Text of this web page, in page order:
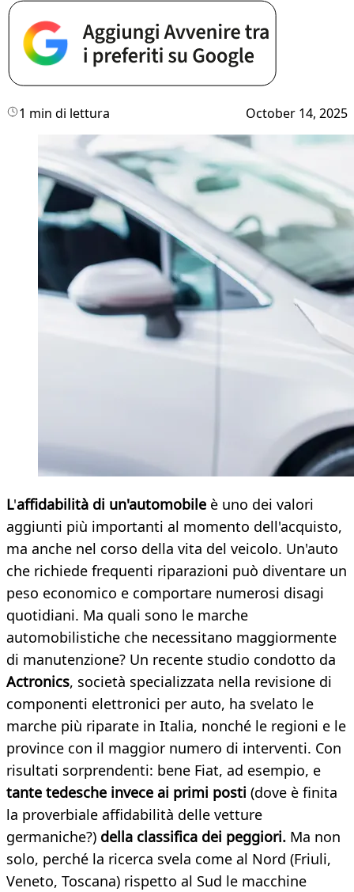
1 min di lettura October 14, 2025
L'affidabilità di un'automobile è uno dei valori
aggiunti più importanti al momento dell'acquisto,
ma anche nel corso della vita del veicolo. Un'auto
che richiede frequenti riparazioni può diventare un
peso economico e comportare numerosi disagi
quotidiani. Ma quali sono le marche
automobilistiche che necessitano maggiormente
di manutenzione? Un recente studio condotto da
Actronics, società specializzata nella revisione di
componenti elettronici per auto, ha svelato le
marche più riparate in Italia, nonché le regioni e le
province con il maggior numero di interventi. Con
risultati sorprendenti: bene Fiat, ad esempio, e
tante tedesche invece ai primi posti (dove è finita
la proverbiale affidabilità delle vetture
germaniche?) della classifica dei peggiori. Ma non
solo, perché la ricerca svela come al Nord (Friuli,
Veneto, Toscana) rispetto al Sud le macchine